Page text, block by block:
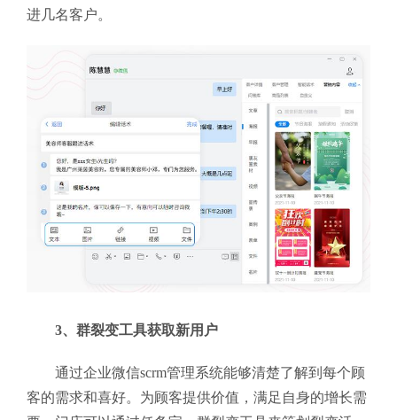
进几名客户。
3、群裂变工具获取新用户
通过企业微信scrm管理系统能够清楚了解到每个顾
客的需求和喜好。为顾客提供价值，满足自身的增长需